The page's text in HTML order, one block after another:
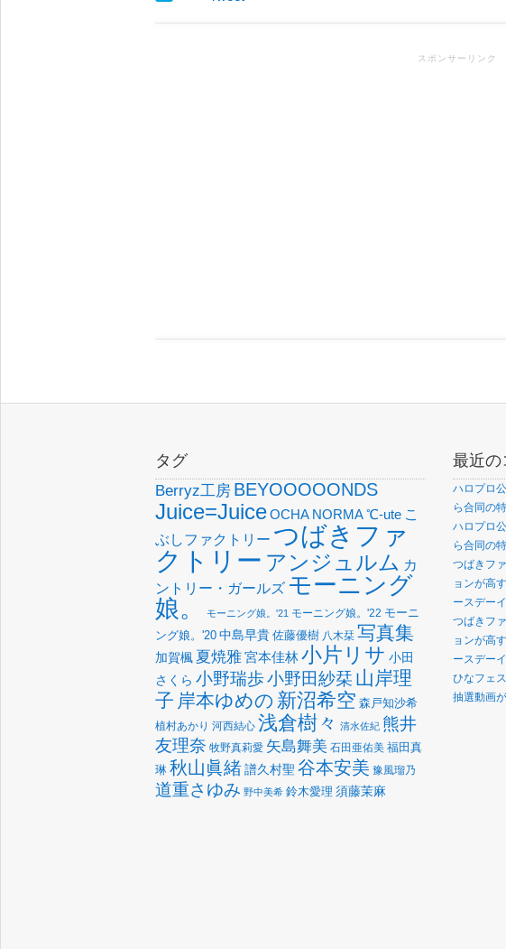
武器に新たなステージへ
スポンサーリンク
タグ
Berryz工房 BEYOOOOONDS
Juice=JuiceOCHA NORMA℃-ute こ
ぶしファクトリー つばきファ
クトリー アンジュルム カ
ントリー・ガールズ モーニング
娘。
モーニング娘。'21 モーニング娘。'22 モーニ
ング娘。'20 中島早貴 佐藤優樹 八木栞 写真集
加賀楓 夏焼雅宮本佳林小片リサ 小田
さくら 小野瑞歩小野田紗栞 山岸理
子 岸本ゆめの 新沼希空 森戸知沙希
植村あかり 河西結心 浅倉樹々 清水佐紀 熊井
友理奈 牧野真莉愛 矢島舞美 石田亜佑美 福田真
琳 秋山眞緒譜久村聖 谷本安美 豫風瑠乃
道重さゆみ 野中美希 鈴木愛理 須藤茉麻
最近の
ハロプロ
ら合同の
ハロプロ
ら合同の
つばきフ
ョンが高
ースデー
つばきフ
ョンが高
ースデー
ひなフェ
抽選動画